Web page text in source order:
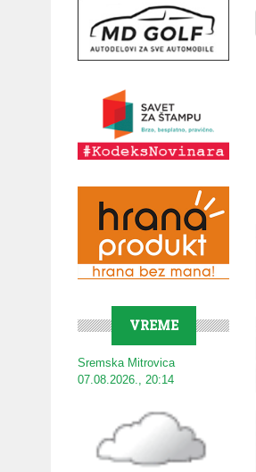
VREME
Sremska Mitrovica
07.08.2026., 20:14